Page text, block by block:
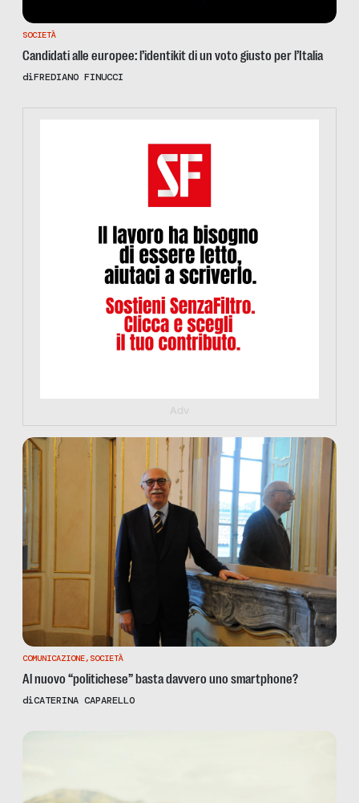
SOCIETÀ
Candidati alle europee: l’identikit di un voto giusto per l’Italia
diFREDIANO FINUCCI
Adv
COMUNICAZIONE, SOCIETÀ
Al nuovo “politichese” basta davvero uno smartphone?
diCATERINA CAPARELLO